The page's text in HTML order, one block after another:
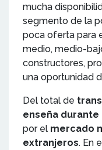
mucha
segmento de la
poca oferta para
medio, medio-
constructores,
una oportunidad
Del total de
enseña durante
por el mercado
extranjeros. En